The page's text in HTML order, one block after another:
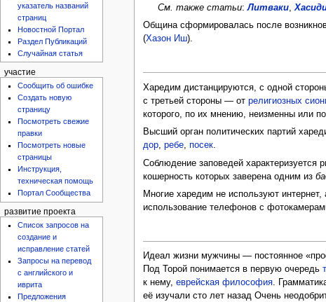
См. также статьи:Литваки,
Община сформировалась после
(Хазон Иш).
Харедим дистанцируются, с одной
с третьей стороны — отрелигиозных
которого, по их мнению, неизменны или
Высший орган политических партий
дор,ребе,посек.
Соблюдение заповедей характеризуется
кошерность которых заверена одним из
Многие харедим не используют
использование телефонов с
Идеал жизни мужчины — постоянное
Под Торой понимается в первую очередь
к нему,еврейская философия.
её изучали сто лет назад Очень
указатель названий
страниц
Новостной Портал
Раздел Публикаций
Случайная статья
участие
Сообщить об ошибке
Создать новую
страницу
Посмотреть свежие
правки
Посмотреть новые
страницы
Инструкция,
техническая помощь
Портал Сообщества
развитие проекта
Список запросов на
создание и
исправление статей
Запросы на перевод
с английского и
иврита
Предложения